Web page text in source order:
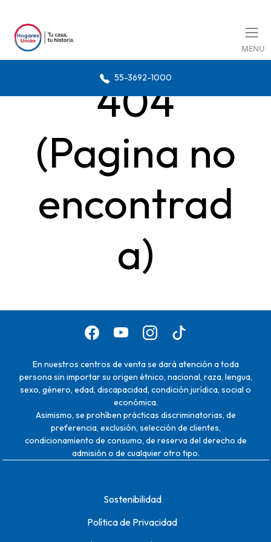
MENU
55-3692-1000
404
(Pagina no
encontrad
a)
En nuestros centros de venta se dará atención a toda
persona sin importar su origen étnico, nacional, raza, lengua,
sexo, género, edad, discapacidad, condición jurídica, social o
económica.
Asimismo, se prohíben prácticas discriminatorias, de
preferencia, exclusión, selección de clientes,
condicionamiento de consumo, de reserva del derecho de
admisión o de cualquier otro tipo.
Sostenibilidad
Política de Privacidad